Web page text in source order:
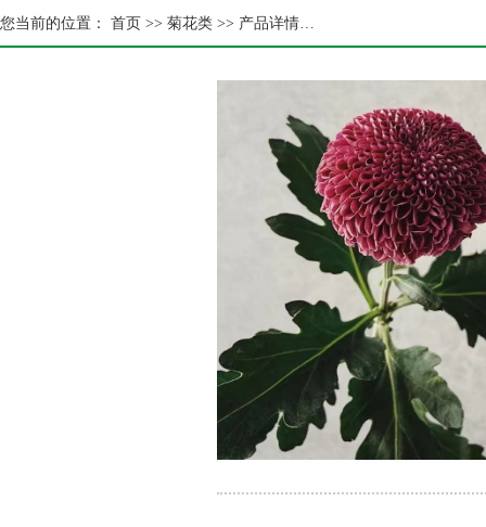
您当前的位置： 首页 >> 菊花类 >> 产品详情…